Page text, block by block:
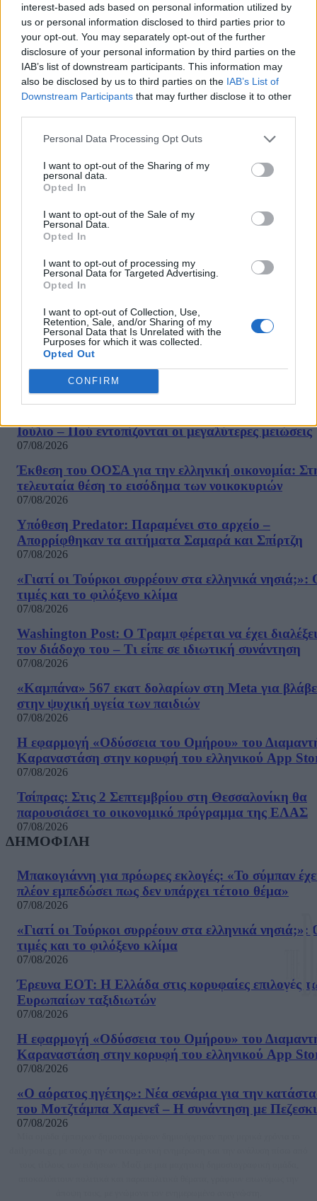
interest-based ads based on personal information utilized by
us or personal information disclosed to third parties prior to
your opt-out. You may separately opt-out of the further
disclosure of your personal information by third parties on the
IAB’s list of downstream participants. This information may
also be disclosed by us to third parties on the IAB’s List of
Downstream Participants that may further disclose it to other
Personal Data Processing Opt Outs
I want to opt-out of the Sharing of my
personal data.
Opted In
I want to opt-out of the Sale of my
Personal Data.
Opted In
I want to opt-out of processing my
Personal Data for Targeted Advertising.
Opted In
I want to opt-out of Collection, Use,
Retention, Sale, and/or Sharing of my
Personal Data that Is Unrelated with the
Purposes for which it was collected.
Opted Out
CONFIRM
Τι κοινό έχουν Τσίπρας και Καρυστιανού;
04/06/2026
Τα δύο νέα κόμματα, το ΕΛ.Α.Σ από τον Αλέξη Τσίπρα και η
«Ελπίδα για τη Δημοκρατία» από την Μαρία Καρυστιανού, παρότι
προέρχονται από διαφορετικούς ιδεολογικούς χώρους και
απευθύνονται σε διαφορετικά ακροατήρια, έχουν παραδόξως ένα
κοινό στοιχείο: την επίκληση στον...
ΡΟΗ ΕΙΔΗΣΕΩΝ
Ιούλιο – Πού εντοπίζονται οι μεγαλύτερες μειώσεις
07/08/2026
Έκθεση του ΟΟΣΑ για την ελληνική οικονομία:
τελευταία θέση το εισόδημα των νοικοκυριών
07/08/2026
Υπόθεση Predator: Παραμένει στο αρχείο –
Απορρίφθηκαν τα αιτήματα Σαμαρά και Σπίρτζη
07/08/2026
«Γιατί οι Τούρκοι συρρέουν στα ελληνικά νησιά;»:
τιμές και το φιλόξενο κλίμα
07/08/2026
Washington Post: Ο Τραμπ φέρεται να έχει διαλέξει
τον διάδοχο του – Τι είπε σε ιδιωτική συνάντηση
07/08/2026
«Καμπάνα» 567 εκατ δολαρίων στη Meta για
στην ψυχική υγεία των παιδιών
07/08/2026
Η εφαρμογή «Οδύσσεια του Ομήρου» του
Καραναστάση στην κορυφή του ελληνικού App
07/08/2026
Τσίπρας: Στις 2 Σεπτεμβρίου στη Θεσσαλονίκη θα
παρουσιάσει το οικονομικό πρόγραμμα της ΕΛΑΣ
07/08/2026
ΔΗΜΟΦΙΛΗ
Μπακογιάννη για πρόωρες εκλογές: «Το σύμπαν
πλέον εμπεδώσει πως δεν υπάρχει τέτοιο θέμα»
07/08/2026
«Γιατί οι Τούρκοι συρρέουν στα ελληνικά νησιά;»:
τιμές και το φιλόξενο κλίμα
07/08/2026
Έρευνα ΕΟΤ: Η Ελλάδα στις κορυφαίες επιλογές
Ευρωπαίων ταξιδιωτών
07/08/2026
Η εφαρμογή «Οδύσσεια του Ομήρου» του
Καραναστάση στην κορυφή του ελληνικού App
07/08/2026
«Ο αόρατος ηγέτης»: Νέα σενάρια για την
του Μοτζτάμπα Χαμενεΐ – Η συνάντηση με
07/08/2026